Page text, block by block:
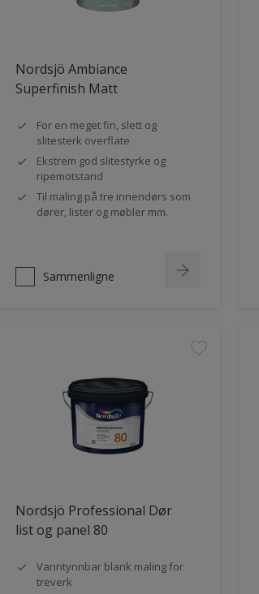
Nordsjö Ambiance
Superfinish Matt
For en meget fin, slett og
slitesterk overflate
Ekstrem god slitestyrke og
ripemotstand
Til maling på tre innendørs som
dører, lister og møbler mm.
Sammenligne
Nordsjö Professional Dør
list og panel 80
Vanntynnbar blank maling for
treverk